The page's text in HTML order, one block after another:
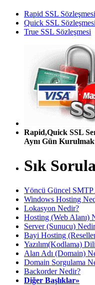
Rapid SSL Sözleşmesi
Quick SSL Sözleşmesi
True SSL Sözleşmesi
Rapid,Quick SSL
Aynı Gün
Sık
Yöncü Güncel SMTP
Windows Hosting
Lokasyon Nedir?
Hosting (Web Alanı)
Server (Sunucu)
Bayi Hosting
Yazılım(Kodlama)
Alan Adı (Domain)
Domain Sorgulama
Backorder Nedir?
Diğer Başlıklar»